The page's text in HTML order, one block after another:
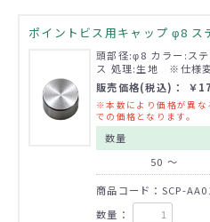
ポイントビス用キャップ φ8 ス
頭部径:φ8 カラー:ス
ス 処理:生地 ※仕様
販売価格(税込)： ￥
※本数により価格が異な
での価格となります。
数量
50 ～
商品コード：SCP-
数量：